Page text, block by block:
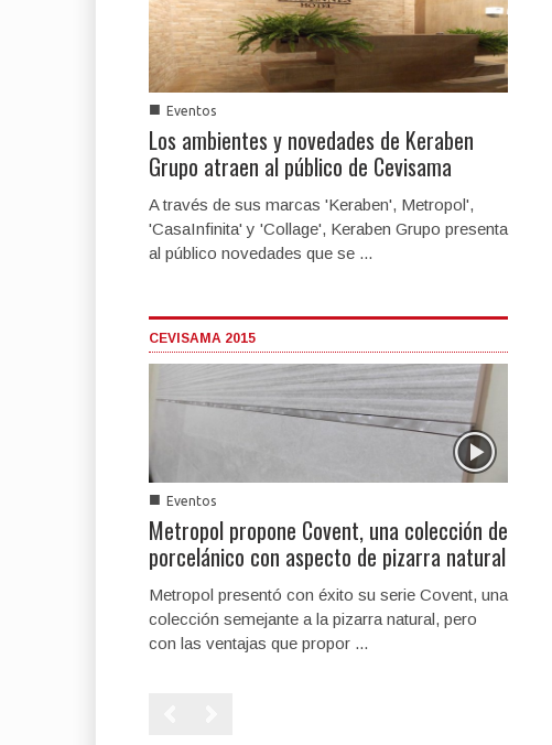
■ Eventos
Los ambientes y novedades de Keraben
Grupo atraen al público de Cevisama
A través de sus marcas 'Keraben', Metropol',
'CasaInfinita' y 'Collage', Keraben Grupo presenta
al público novedades que se ...
CEVISAMA 2015
■ Eventos
Metropol propone Covent, una colección de
porcelánico con aspecto de pizarra natural
Metropol presentó con éxito su serie Covent, una
colección semejante a la pizarra natural, pero
con las ventajas que propor ...